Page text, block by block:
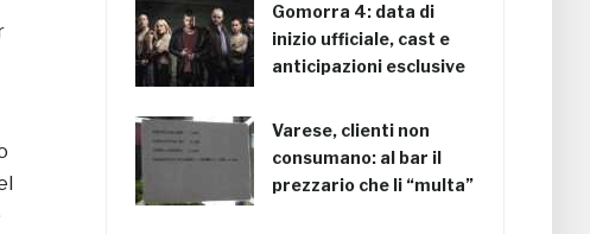
Gomorra 4: data di
inizio ufficiale, cast e
anticipazioni esclusive
Varese, clienti non
consumano: al bar il
prezzario che li “multa”